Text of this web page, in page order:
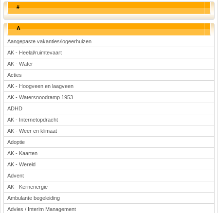
#
A
Aangepaste vakanties/logeerhuizen
AK - Heelal/ruimtevaart
AK - Water
Acties
AK - Hoogveen en laagveen
AK - Watersnoodramp 1953
ADHD
AK - Internetopdracht
AK - Weer en klimaat
Adoptie
AK - Kaarten
AK - Wereld
Advent
AK - Kernenergie
Ambulante begeleiding
Advies / Interim Management